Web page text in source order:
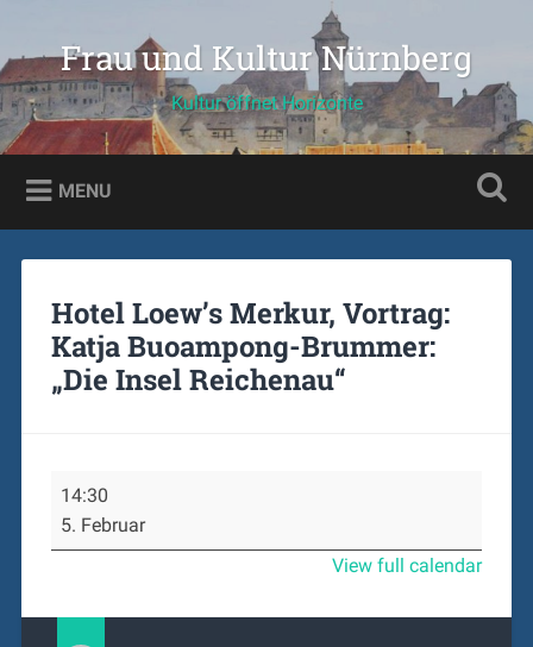
content
SearchFrau und Kultur Nürnberg
Kultur öffnet Horizonte
MENU
Hotel Loew’s Merkur, Vortrag:
Katja Buoampong-Brummer:
„Die Insel Reichenau“
Loew’s
Merkur,
Vortrag:
Brummer:
14:30
5. Februar
View full calendar